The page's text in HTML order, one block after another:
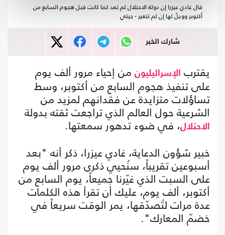
قال غادي عيزرا إن دولة الاحتلال لم تعد كما كانت قبل هجوم السابع من
أكتوبر وويلٌ لها إن لم تتغير - جيتي
شارك الخبر
يقترب الإسرائيليون من إحياء مرور ألف يوم
على تنفيذ هجوم السابع من أكتوبر، وسط
تساؤلات متزايدة عن فقدانهم لمزيد من
الشرعية حول العالم الذي تراجعت ثقته بدولة
الاحتلال، في ضوء تدهور سمعتها.
خبير شؤون الدعاية، غادي عيزرا، ذكر أنه "بعد
أسبوعين تقريباً، سنُحيي ذكرى مرور ألف يوم
على السبت الذي غيّرنا جميعاً، يوم السابع من
أكتوبر، ألف يوم، عليك أن تقرأ هذه الكلمات
عدة مرات لتُصدّقها، يمر الوقت سريعاً في
خضمّ المعارك".